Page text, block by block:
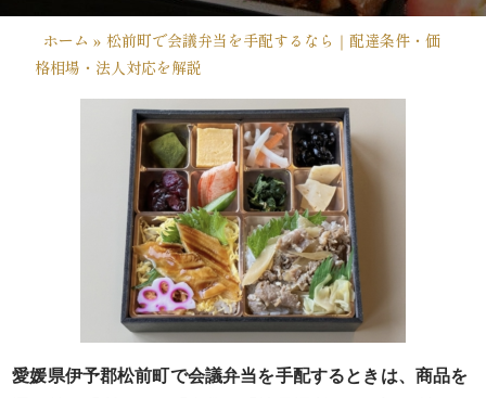
な
ぎ
ホーム » 松前町で会議弁当を手配するなら｜配達条件・価
格相場・法人対応を解説
愛媛県伊予郡松前町で会議弁当を手配するときは、商品を